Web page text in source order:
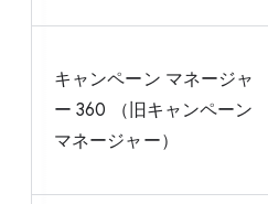
キャンペーン マネージャ
ー 360 （旧キャンペーン
マネージャー）